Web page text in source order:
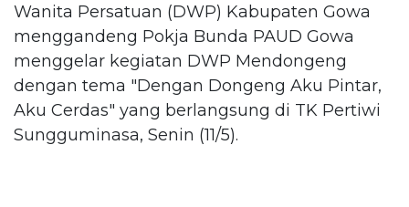
Wanita Persatuan (DWP) Kabupaten Gowa
menggandeng Pokja Bunda PAUD Gowa
menggelar kegiatan DWP Mendongeng
dengan tema "Dengan Dongeng Aku Pintar,
Aku Cerdas" yang berlangsung di TK Pertiwi
Sungguminasa, Senin (11/5).